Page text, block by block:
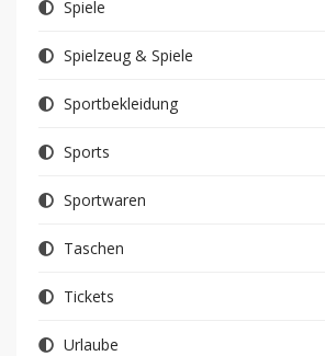
Spiele
Spielzeug & Spiele
Sportbekleidung
Sports
Sportwaren
Taschen
Tickets
Urlaube